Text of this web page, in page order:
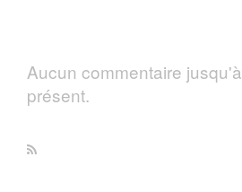
Aucun commentaire jusqu'à
présent.